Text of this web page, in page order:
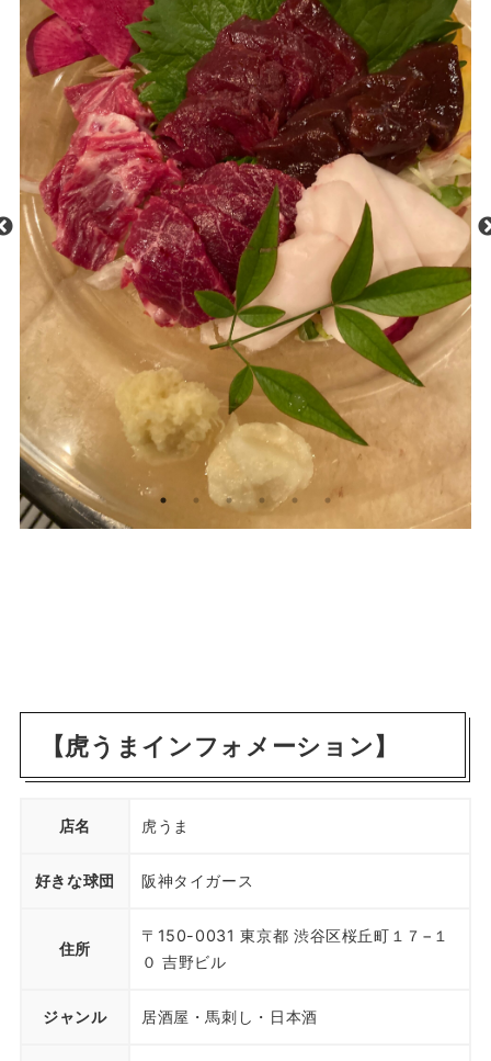
【虎うまインフォメーション】
店名 虎うま
好きな球団 阪神タイガース
住所
〒150-0031 東京都 渋谷区桜丘町１７−１
０ 吉野ビル
ジャンル 居酒屋・馬刺し・日本酒